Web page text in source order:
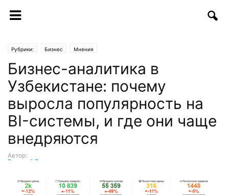
Рубрики: Бизнес Мнения
Бизнес-аналитика в
Узбекистане: почему
выросла популярность на
BI-системы, и где они чаще
внедряются
Автор:
Виталий Городилов